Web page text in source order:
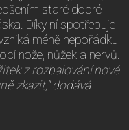
staré dobré
Díky ní spotřebuje
méně nepořádku
nože, nůžek a nervů.
z rozbalování nové
zkazit,“ dodává